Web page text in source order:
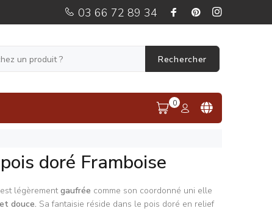
03 66 72 89 34
Rechercher
0
doré Framboise
légèrementgaufrée comme son coordonné uni elle
douce. Sa fantaisie réside dans le pois doré en relief